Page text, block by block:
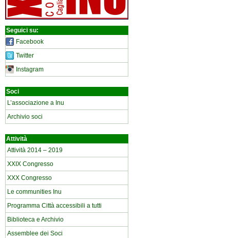
Seguici su:
Facebook
Twitter
Instagram
Soci
L’associazione a Inu
Archivio soci
Attività
Attività 2014 – 2019
XXIX Congresso
XXX Congresso
Le communities Inu
Programma Città accessibili a tutti
Biblioteca e Archivio
Assemblee dei Soci